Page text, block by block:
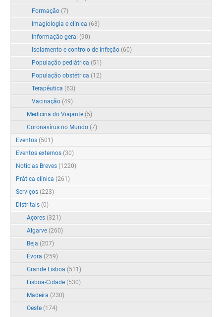
Formação (7)
Imagiologia e clínica (63)
Informação geral (90)
Isolamento e controlo de infeção (60)
População pediátrica (51)
População obstétrica (12)
Terapêutica (63)
Vacinação (49)
Medicina do Viajante (5)
Coronavírus no Mundo (7)
Eventos (501)
Eventos externos (30)
Notícias Breves (1220)
Prática clínica (261)
Serviços (223)
Distritais (0)
Açores (321)
Algarve (260)
Beja (207)
Évora (259)
Grande Lisboa (511)
Lisboa-Cidade (530)
Madeira (230)
Oeste (174)